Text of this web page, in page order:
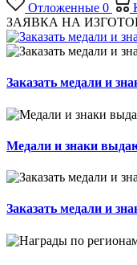
Отложенные 0
ЗАЯВКА НА
Заказать медали и
Медали и знаки
Заказать медали и